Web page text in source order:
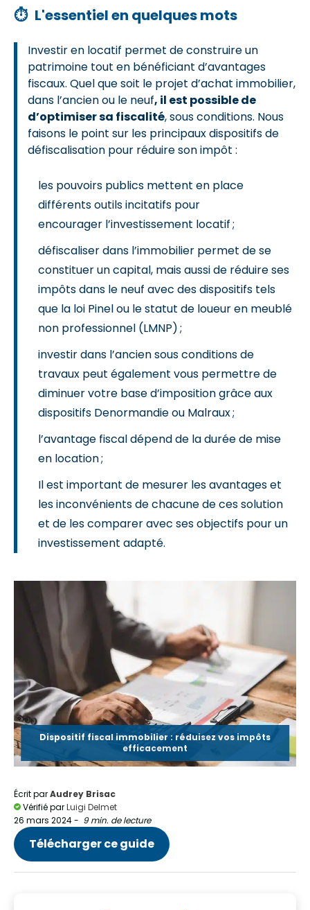
⏱ L'essentiel en quelques mots
Investir en locatif permet de construire un
patrimoine tout en bénéficiant d’avantages
fiscaux. Quel que soit le projet d’achat immobilier,
dans l’ancien ou le neuf, il est possible de
d’optimiser sa fiscalité, sous conditions. Nous
faisons le point sur les principaux dispositifs de
défiscalisation pour réduire son impôt :
les pouvoirs publics mettent en place
différents outils incitatifs pour
encourager l’investissement locatif ;
défiscaliser dans l’immobilier permet de se
constituer un capital, mais aussi de réduire ses
impôts dans le neuf avec des dispositifs tels
que la loi Pinel ou le statut de loueur en meublé
non professionnel (LMNP) ;
investir dans l’ancien sous conditions de
travaux peut également vous permettre de
diminuer votre base d’imposition grâce aux
dispositifs Denormandie ou Malraux ;
l’avantage fiscal dépend de la durée de mise
en location ;
Il est important de mesurer les avantages et
les inconvénients de chacune de ces solution
et de les comparer avec ses objectifs pour un
investissement adapté.
Dispositif fiscal immobilier : réduisez vos impôts
efficacement
Écrit parAudrey Brisac
Vérifié parLuigi Delmet
26 mars 2024- 9 min. de lecture
Télécharger ce guide